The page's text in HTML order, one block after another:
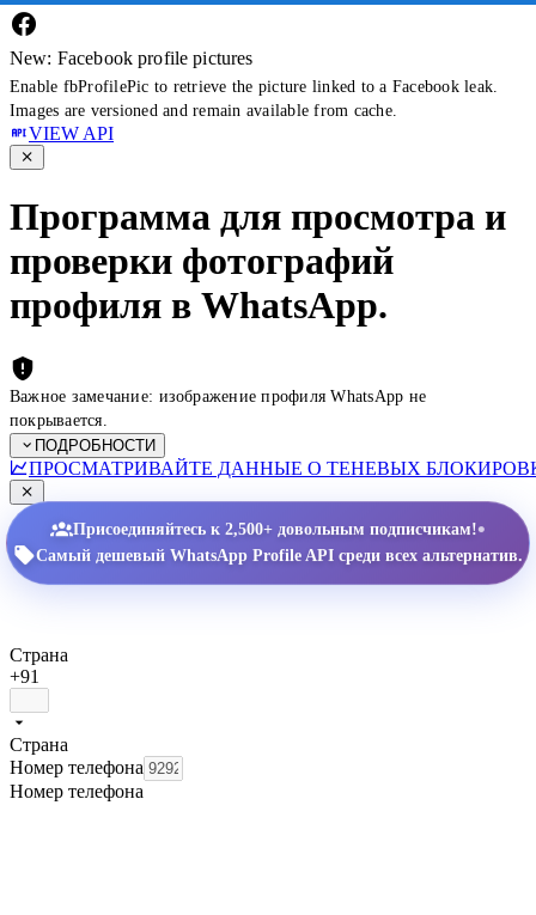
New: Facebook profile pictures
Enable fbProfilePic to retrieve the picture linked to a Facebook leak.
Images are versioned and remain available from cache.
VIEW API
Программа для просмотра и
проверки фотографий
профиля в WhatsApp.
Важное замечание: изображение профиля WhatsApp не
покрывается.
ПОДРОБНОСТИ
ПРОСМАТРИВАЙТЕ ДАННЫЕ О ТЕНЕВЫХ
Присоединяйтесь к 2,500+ довольным подписчикам!•
Самый дешевый WhatsApp Profile API среди всех альтернатив.
Страна
+91
Страна
Номер телефона
Номер телефона